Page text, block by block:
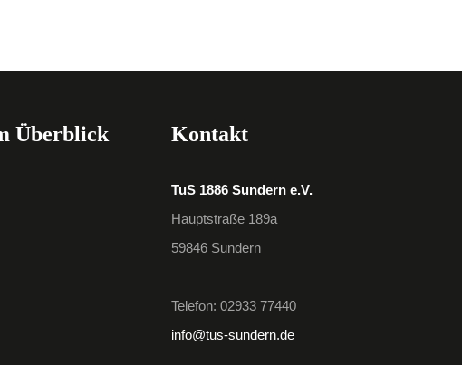
Überblick Kontakt
TuS 1886 Sundern e.V.
Hauptstraße 189a
59846 Sundern
Telefon: 02933 77440
info@tus-sundern.de